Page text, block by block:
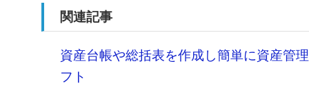
関連記事
資産台帳や総括表を作成し簡単に資産管
フト